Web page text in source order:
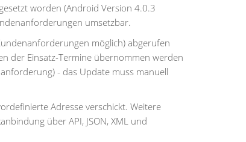
worden (Android Version 4.0.3
umsetzbar.
möglich) abgerufen
der Einsatz-Termine übernommen werden
- das Update muss manuell
Adresse verschickt. Weitere
über API, JSON, XML und